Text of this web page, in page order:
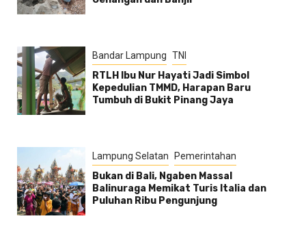
Bandar Lampung TNI
RTLH Ibu Nur Hayati Jadi Simbol
Kepedulian TMMD, Harapan Baru
Tumbuh di Bukit Pinang Jaya
Lampung Selatan Pemerintahan
Bukan di Bali, Ngaben Massal
Balinuraga Memikat Turis Italia dan
Puluhan Ribu Pengunjung